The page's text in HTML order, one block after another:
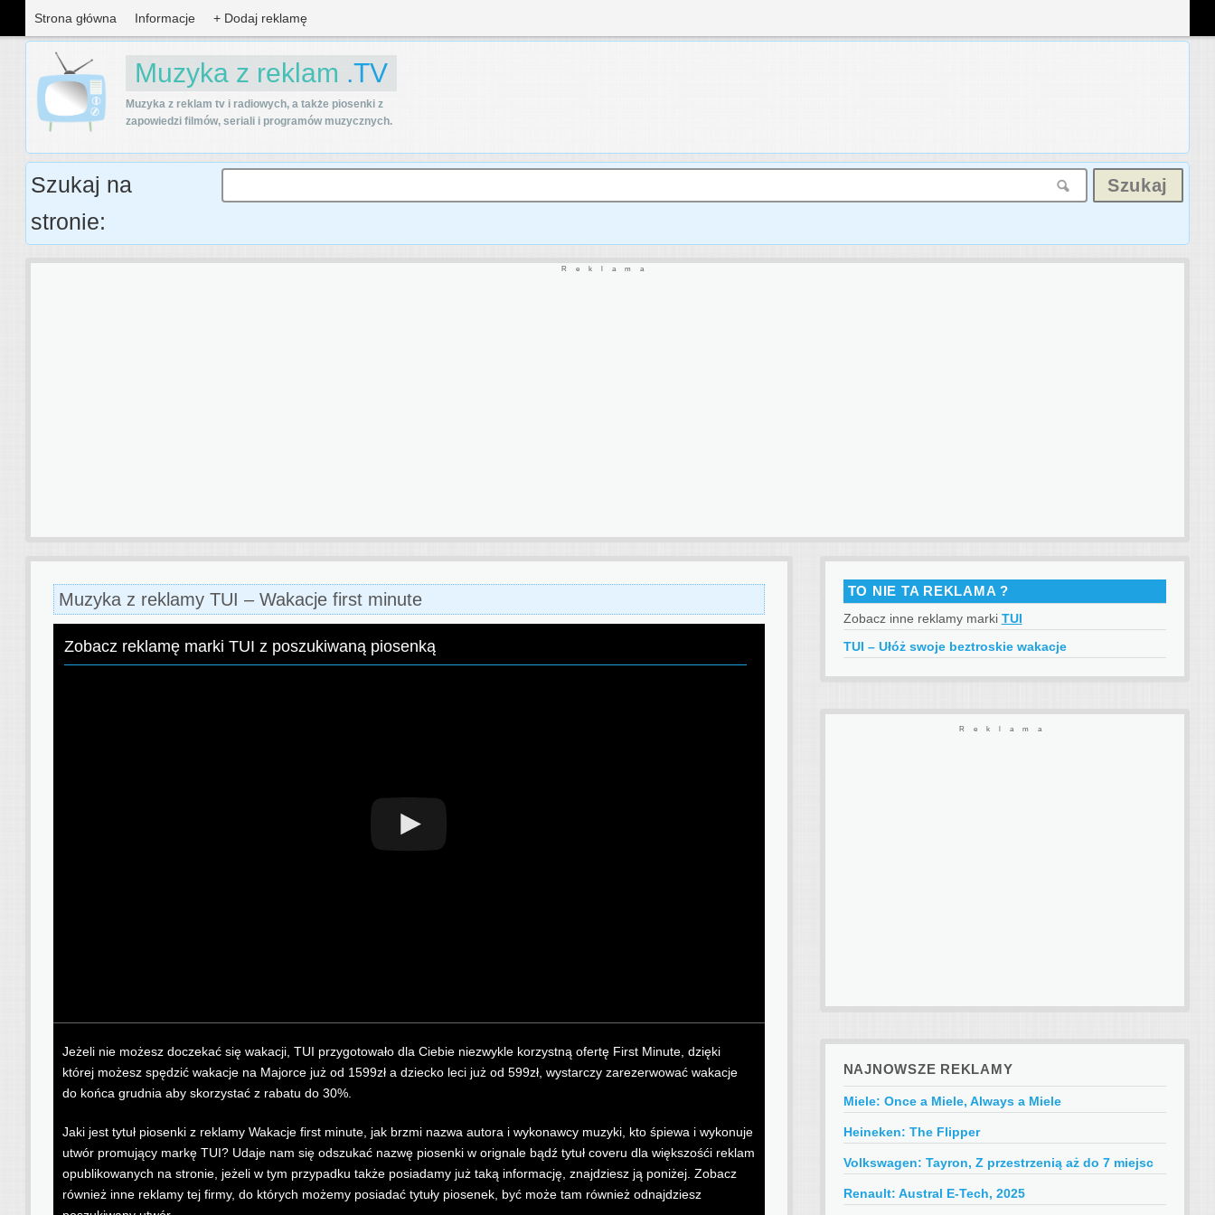
Strona główna Informacje + Dodaj reklamę
Muzyka z reklam .TV
Muzyka z reklam tv i radiowych, a także piosenki z
zapowiedzi filmów, seriali i programów muzycznych.
Szukaj na
stronie:
Reklama
Muzyka z reklamy TUI – Wakacje first minute
Zobacz reklamę marki TUI z poszukiwaną piosenką
Jeżeli nie możesz doczekać się wakacji, TUI przygotowało dla Ciebie niezwykle korzystną ofertę First Minute, dzięki
której możesz spędzić wakacje na Majorce już od 1599zł a dziecko leci już od 599zł, wystarczy zarezerwować wakacje
do końca grudnia aby skorzystać z rabatu do 30%.
Jaki jest tytuł piosenki z reklamy Wakacje first minute, jak brzmi nazwa autora i wykonawcy muzyki, kto śpiewa i wykonuje
utwór promujący markę TUI? Udaje nam się odszukać nazwę piosenki w orignale bądź tytuł coveru dla większośći reklam
opublikowanych na stronie, jeżeli w tym przypadku także posiadamy już taką informację, znajdziesz ją poniżej. Zobacz
również inne reklamy tej firmy, do których możemy posiadać tytuły piosenek, być może tam również odnajdziesz
TO NIE TA REKLAMA ?
Zobacz inne reklamy marki TUI
TUI – Ułóż swoje beztroskie wakacje
Reklama
NAJNOWSZE REKLAMY
Miele: Once a Miele, Always a Miele
Heineken: The Flipper
Volkswagen: Tayron, Z przestrzenią aż do 7 miejsc
Renault: Austral E-Tech, 2025